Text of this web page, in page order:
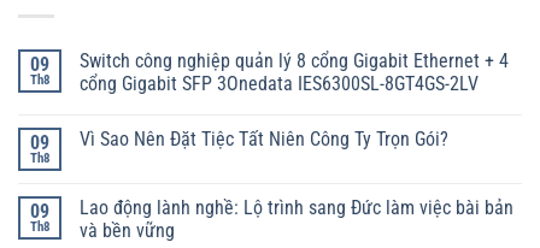
09
Th8
Switch công nghiệp quản lý 8 cổng Gigabit Ethernet + 4
cổng Gigabit SFP 3Onedata IES6300SL-8GT4GS-2LV
09
Th8
Vì Sao Nên Đặt Tiệc Tất Niên Công Ty Trọn Gói?
09
Th8
Lao động lành nghề: Lộ trình sang Đức làm việc bài bản
và bền vững